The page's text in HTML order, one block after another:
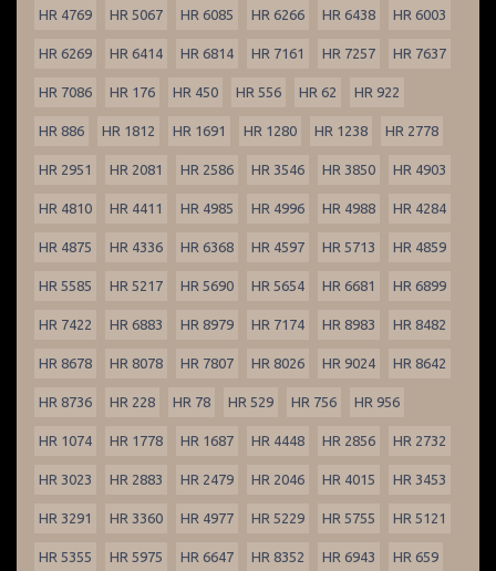
HR 4769 HR 5067 HR 6085 HR 6266 HR 6438 HR 6003
HR 6269 HR 6414 HR 6814 HR 7161 HR 7257 HR 7637
HR 7086 HR 176 HR 450 HR 556 HR 62 HR 922
HR 886 HR 1812 HR 1691 HR 1280 HR 1238 HR 2778
HR 2951 HR 2081 HR 2586 HR 3546 HR 3850 HR 4903
HR 4810 HR 4411 HR 4985 HR 4996 HR 4988 HR 4284
HR 4875 HR 4336 HR 6368 HR 4597 HR 5713 HR 4859
HR 5585 HR 5217 HR 5690 HR 5654 HR 6681 HR 6899
HR 7422 HR 6883 HR 8979 HR 7174 HR 8983 HR 8482
HR 8678 HR 8078 HR 7807 HR 8026 HR 9024 HR 8642
HR 8736 HR 228 HR 78 HR 529 HR 756 HR 956
HR 1074 HR 1778 HR 1687 HR 4448 HR 2856 HR 2732
HR 3023 HR 2883 HR 2479 HR 2046 HR 4015 HR 3453
HR 3291 HR 3360 HR 4977 HR 5229 HR 5755 HR 5121
HR 5355 HR 5975 HR 6647 HR 8352 HR 6943 HR 659